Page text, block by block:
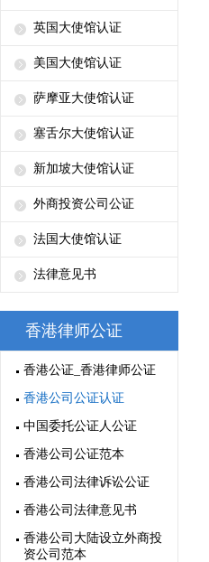
英国大使馆认证
美国大使馆认证
萨摩亚大使馆认证
塞舌尔大使馆认证
新加坡大使馆认证
外商投资公司公证
法国大使馆认证
法律意见书
香港律师公证
香港公证_香港律师公证
香港公司公证认证
中国委托公证人公证
香港公司公证范本
香港公司法律诉讼公证
香港公司法律意见书
香港公司大陆设立外商投
资公司范本